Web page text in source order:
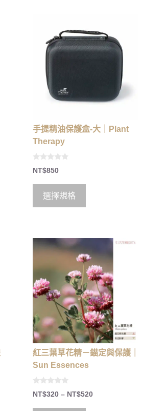
手提精油保護盒-大｜Plant
Therapy
0
o
t
5
NT$850
選擇規格
紅三葉草花精－錨定與保護｜
Sun Essences
0
oNT$320 – NT$520